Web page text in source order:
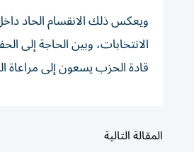
ويعكس ذلك الانقسام الحاد
الانتخابات، وبين الحاجة إلى
قادة الحزب يسعون إلى مراعاة
المقالة التالية